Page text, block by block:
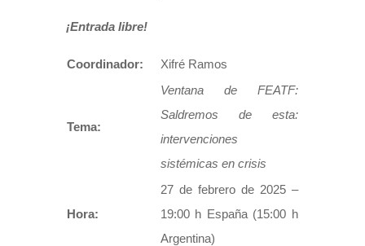
¡Entrada libre!
Coordinador: Xifré Ramos
Tema:
Ventana de FEATF:
Saldremos de esta:
intervenciones
sistémicas en crisis
Hora:
27 de febrero de 2025 –
19:00 h España (15:00 h
Argentina)